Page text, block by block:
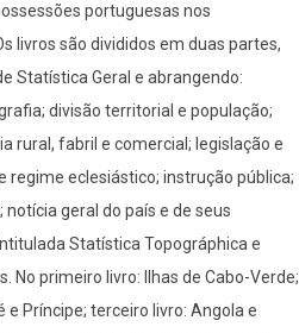
portuguesas nos
livros são divididos em duas partes,
Statística Geral e abrangendo:
divisão territorial e população;
rural, fabril e comercial; legislação e
regime eclesiástico; instrução pública;
geral do país e de seus
Statística Topográphica e
No primeiro livro: Ilhas de Cabo-Verde;
e Príncipe; terceiro livro: Angola e